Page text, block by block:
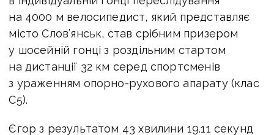
на 4000 м велосипедист, який представляє
місто Слов’янськ, став срібним призером
у шосейній гонці з роздільним стартом
на дистанції 32 км серед спортсменів
з ураженням опорно-рухового апарату (клас
C5).
Єгор з результатом 43 хвилини 19.11 секунд